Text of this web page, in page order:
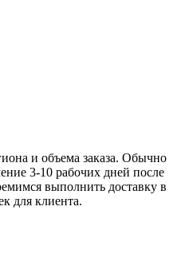
и объема заказа. Обычно
3-10 рабочих дней после
выполнить доставку в
для клиента.